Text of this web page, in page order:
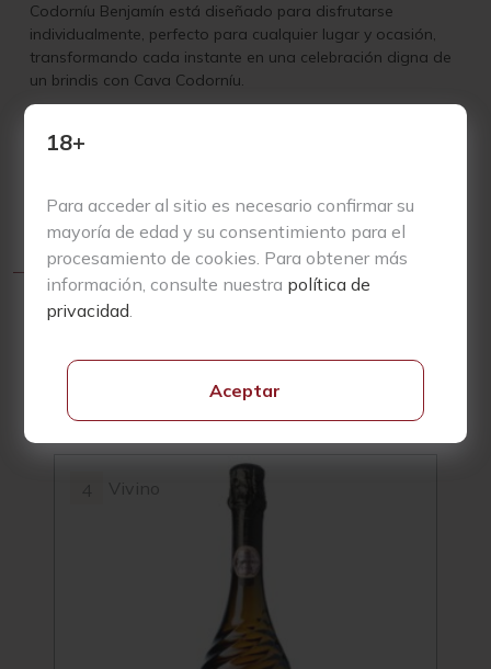
18+
Para acceder al sitio es necesario confirmar su
mayoría de edad y su consentimiento para el
procesamiento de cookies. Para obtener más
información, consulte nuestra política de
privacidad.
Aceptar
Codorníu Benjamín está diseñado para disfrutarse
individualmente, perfecto para cualquier lugar y ocasión,
transformando cada instante en una celebración digna de
un brindis con Cava Codorníu.
Benjamín
para cada momento especial.
Productos Relacionados
Vivino